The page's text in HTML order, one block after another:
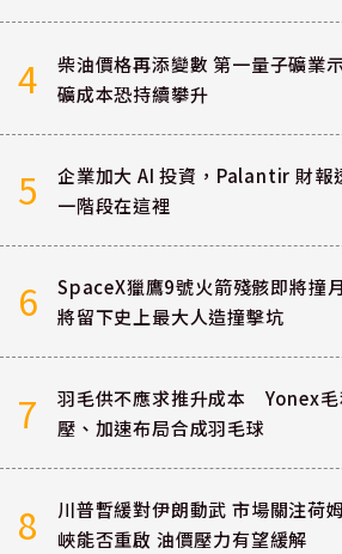
4
柴油價格再添變數 第一量子礦業
礦成本恐持續攀升
5
企業加大 AI 投資，Palantir 財報
一階段在這裡
6
SpaceX獵鷹9號火箭殘骸即將撞
將留下史上最大人造撞擊坑
7
羽毛供不應求推升成本 Yonex毛
壓、加速布局合成羽毛球
8
川普暫緩對伊朗動武 市場關注荷
峽能否重啟 油價壓力有望緩解